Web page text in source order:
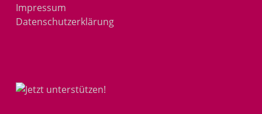
Impressum
Datenschutzerklärung